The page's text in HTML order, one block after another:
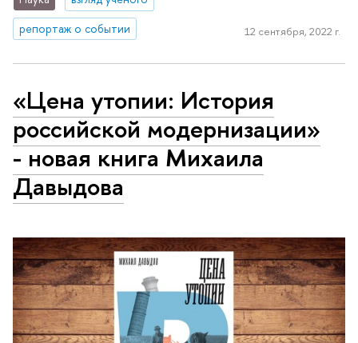
репортаж о событии
12 сентября, 2022 г.
«Цена утопии: История
российской модернизации»
- новая книга Михаила
Давыдова